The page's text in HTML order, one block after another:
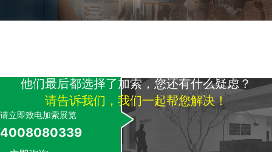
他们最后都选择了加索，您还有什么疑虑？
请告诉我们，我们一起帮您解决！
请立即致电加索展览
4008080339